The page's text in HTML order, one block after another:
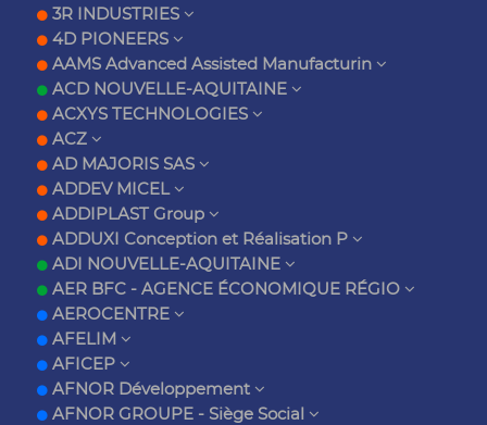
3R INDUSTRIES
4D PIONEERS
AAMS Advanced Assisted Manufacturin
ACD NOUVELLE-AQUITAINE
ACXYS TECHNOLOGIES
ACZ
AD MAJORIS SAS
ADDEV MICEL
ADDIPLAST Group
ADDUXI Conception et Réalisation P
ADI NOUVELLE-AQUITAINE
AER BFC - AGENCE ÉCONOMIQUE RÉGIO
AEROCENTRE
AFELIM
AFICEP
AFNOR Développement
AFNOR GROUPE - Siège Social